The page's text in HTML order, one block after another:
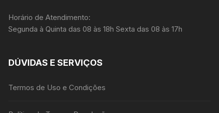
Horário de Atendimento:
Segunda à Quinta das 08 às 18h Sexta das 08 às 17h
DÚVIDAS E SERVIÇOS
Termos de Uso e Condições